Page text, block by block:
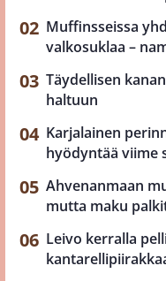
Muffinsseissa
valkosuklaa –
Täydellisen
haltuun
Karjalainen
hyödyntää viime
Ahvenanmaan
mutta maku
Leivo kerralla